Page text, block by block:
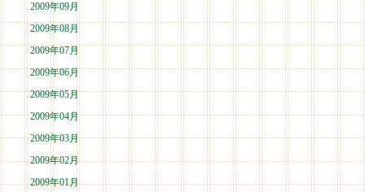
2009年09月
2009年08月
2009年07月
2009年06月
2009年05月
2009年04月
2009年03月
2009年02月
2009年01月